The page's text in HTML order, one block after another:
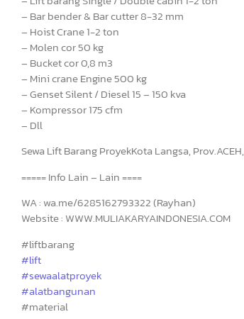
– Bar bender & Bar cutter 8-32 mm
– Hoist Crane 1-2 ton
– Molen cor 50 kg
– Bucket cor 0,8 m3
– Mini crane Engine 500 kg
– Genset Silent / Diesel 15 – 150 kva
– Kompressor 175 cfm
– Dll
Sewa Lift Barang ProyekKota Langsa, Prov.ACEH,
===== Info Lain – Lain ====
WA : wa.me/6285162793322 (Rayhan)
Website : WWW.MULIAKARYAINDONESIA.COM
#liftbarang
#lift
#sewaalatproyek
#alatbangunan
#material